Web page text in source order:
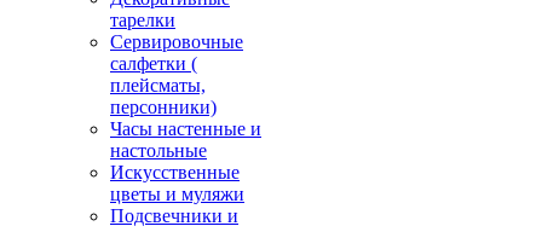
тарелки
Сервировочные
салфетки (
плейсматы,
персонники)
Часы настенные и
настольные
Искусственные
цветы и муляжи
Подсвечники и